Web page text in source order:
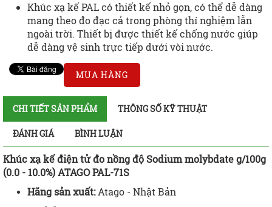
Khúc xạ kế PAL có thiết kế nhỏ gọn, có thể dễ dàng
mang theo đo đạc cả trong phòng thí nghiệm lẫn
ngoài trời. Thiết bị được thiết kế chống nước giúp
dễ dàng vệ sinh trực tiếp dưới vòi nước.
MUA HÀNG
CHI TIẾT SẢN PHẨM THÔNG SỐ KỸ THUẬT
ĐÁNH GIÁ BÌNH LUẬN
Khúc xạ kế điện tử đo nồng độ Sodium molybdate g/100g
(0.0 - 10.0%) ATAGO PAL-71S
Hãng sản xuất:Atago - Nhật Bản